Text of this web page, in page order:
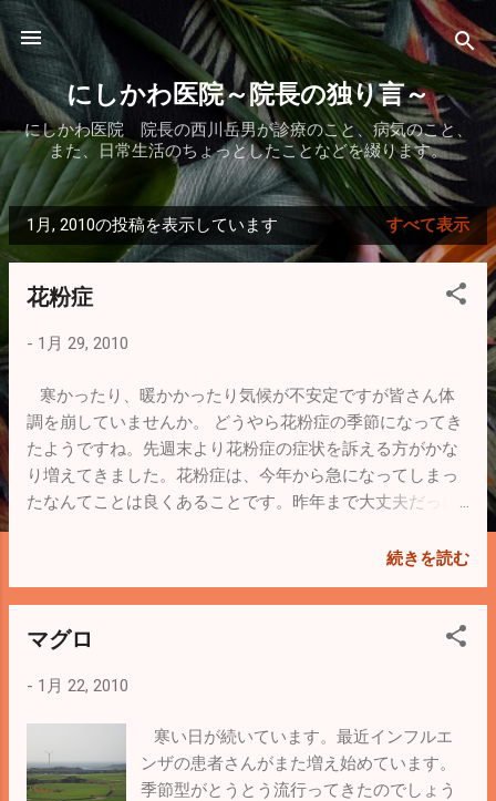
スキップしてメイン コンテンツに移動
にしかわ医院～院長の独り言～
にしかわ医院 院長の西川岳男が診療のこと、病気のこと、
また、日常生活のちょっとしたことなどを綴ります。
投
稿
1月, 2010の投稿を表示しています すべて表示
花粉症
- 1月 29, 2010
寒かったり、暖かかったり気候が不安定ですが皆さん体
調を崩していませんか。 どうやら花粉症の季節になってき
たようですね。先週末より花粉症の症状を訴える方がかな
り増えてきました。花粉症は、今年から急になってしまっ
たなんてことは良くあることです。昨年まで大丈夫だった
目がしょぼしょぼなんて方は早めの受診を。症状がひどく
しかわ医院でも花粉症の薬はもちろん処方しております
が、三ツ沢クリニックプラザには三ツ沢眼科、みつざわ耳
優秀で親切な先生です。症状のひどいときは是非ご相談し
すので、お気をつけてください。
続きを読む
マグロ
- 1月 22, 2010
寒い日が続いています。最近インフルエ
ンザの患者さんがまた増え始めています。
季節型がとうとう流行ってきたのでしょう